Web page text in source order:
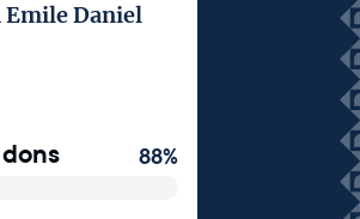
Emile Daniel
88%